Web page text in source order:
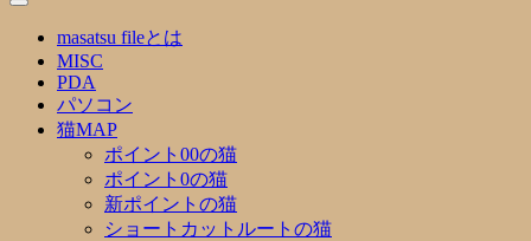
masatsu fileとは
MISC
PDA
パソコン
猫MAP
ポイント00の猫
ポイント0の猫
新ポイントの猫
ショートカットルートの猫